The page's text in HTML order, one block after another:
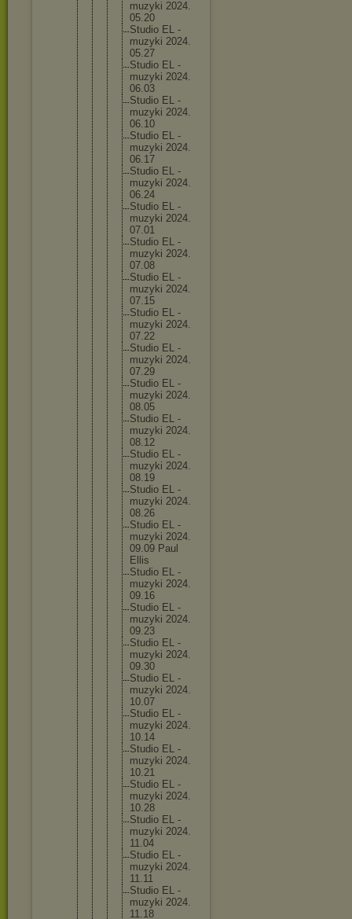
muzyki 2024.
05.20
Studio EL -
muzyki 2024.
05.27
Studio EL -
muzyki 2024.
06.03
Studio EL -
muzyki 2024.
06.10
Studio EL -
muzyki 2024.
06.17
Studio EL -
muzyki 2024.
06.24
Studio EL -
muzyki 2024.
07.01
Studio EL -
muzyki 2024.
07.08
Studio EL -
muzyki 2024.
07.15
Studio EL -
muzyki 2024.
07.22
Studio EL -
muzyki 2024.
07.29
Studio EL -
muzyki 2024.
08.05
Studio EL -
muzyki 2024.
08.12
Studio EL -
muzyki 2024.
08.19
Studio EL -
muzyki 2024.
08.26
Studio EL -
muzyki 2024.
09.09 Paul
Ellis
Studio EL -
muzyki 2024.
09.16
Studio EL -
muzyki 2024.
09.23
Studio EL -
muzyki 2024.
09.30
Studio EL -
muzyki 2024.
10.07
Studio EL -
muzyki 2024.
10.14
Studio EL -
muzyki 2024.
10.21
Studio EL -
muzyki 2024.
10.28
Studio EL -
muzyki 2024.
11.04
Studio EL -
muzyki 2024.
11.11
Studio EL -
muzyki 2024.
11.18